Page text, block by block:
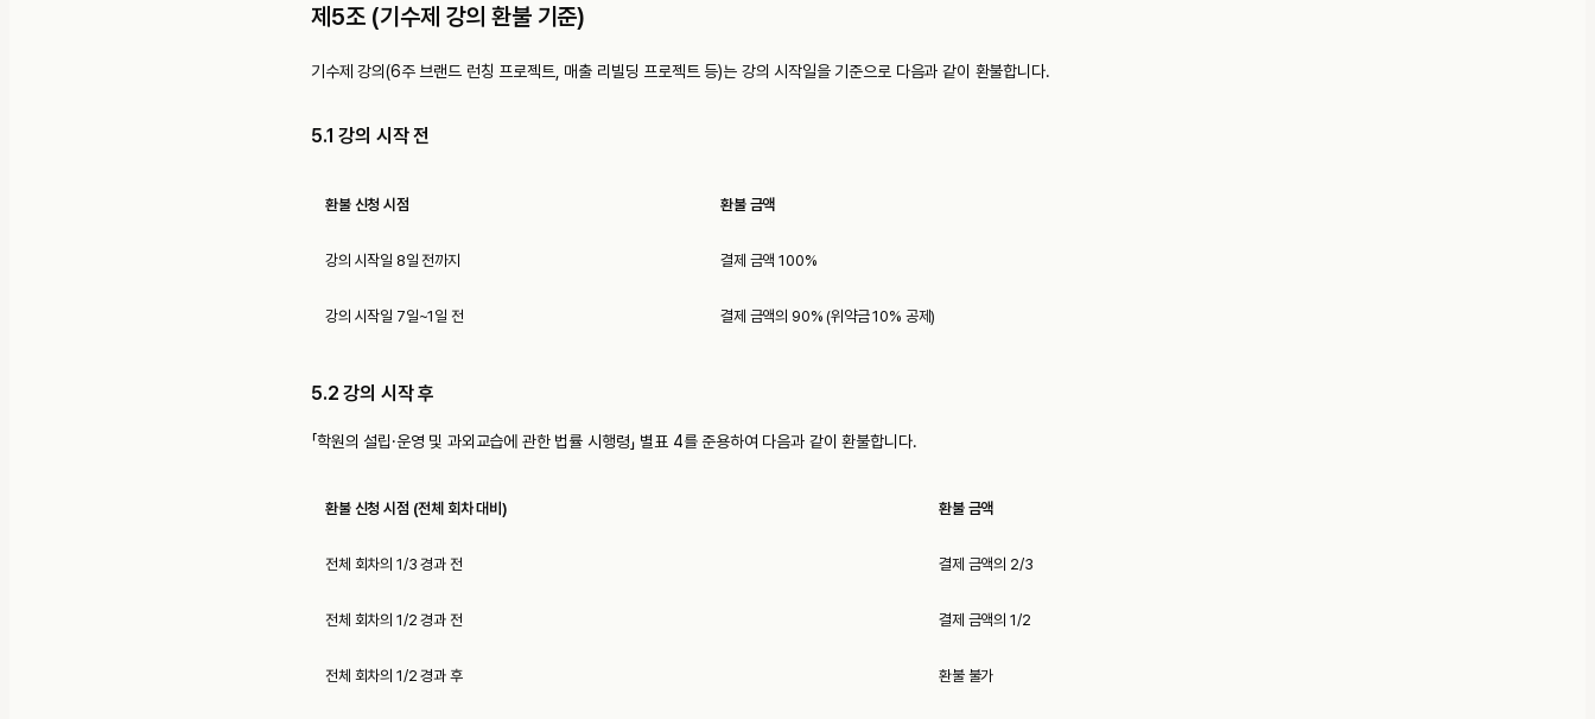
제5조 (기수제 강의 환불 기준)
기수제 강의(6주 브랜드 런칭 프로젝트, 매출 리빌딩 프로젝트 등)는 강의 시작일을 기준으로 다음과 같이 환불합니다.
5.1 강의 시작 전
환불 신청 시점 환불 금액
강의 시작일 8일 전까지 결제 금액 100%
강의 시작일 7일~1일 전 결제 금액의 90% (위약금 10% 공제)
5.2 강의 시작 후
「학원의 설립·운영 및 과외교습에 관한 법률 시행령」 별표 4를 준용하여 다음과 같이 환불합니다.
환불 신청 시점 (전체 회차 대비) 환불 금액
전체 회차의 1/3 경과 전 결제 금액의 2/3
전체 회차의 1/2 경과 전 결제 금액의 1/2
전체 회차의 1/2 경과 후 환불 불가